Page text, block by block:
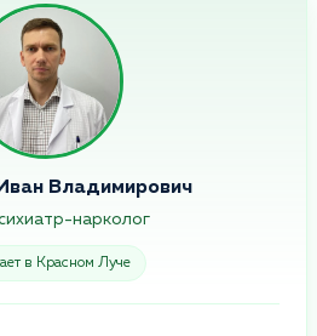
Владимирович
нарколог
в Красном Луче